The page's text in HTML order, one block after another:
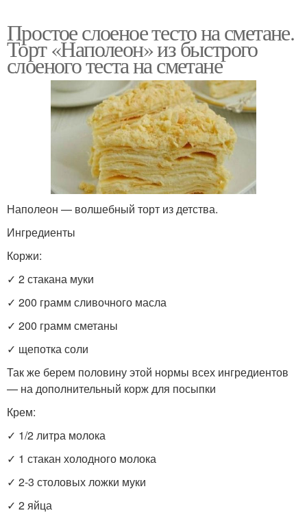
Простое слоеное тесто на сметане.
Торт «Наполеон» из быстрого
слоеного теста на сметане
Наполеон — волшебный торт из детства.
Ингредиенты
Коржи:
✓ 2 стакана муки
✓ 200 грамм сливочного масла
✓ 200 грамм сметаны
✓ щепотка соли
Так же берем половину этой нормы всех ингредиентов
— на дополнительный корж для посыпки
Крем:
✓ 1/2 литра молока
✓ 1 стакан холодного молока
✓ 2-3 столовых ложки муки
✓ 2 яйца